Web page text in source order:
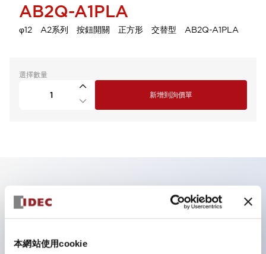
本網站使用cookie
AB2Q-A1PLA
φ12 A2系列 按鈕開關 正方形 交替型 AB2Q-A1PLA
選擇數量
新增到詢價單
主要特點
作業性提升的背部端子方式，全系列統一22mm軸長的